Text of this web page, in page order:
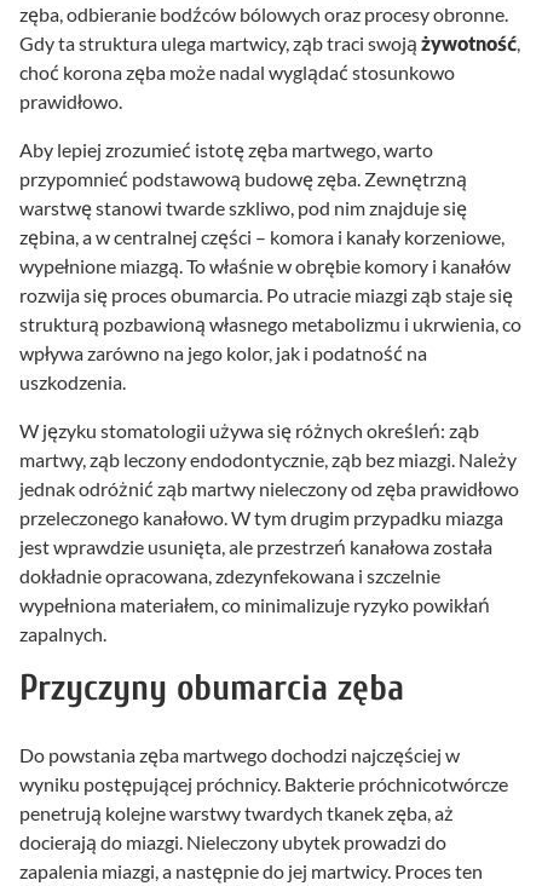
zęba, odbieranie bodźców bólowych oraz procesy obronne.
Gdy ta struktura ulega martwicy, ząb traci swoją żywotność,
choć korona zęba może nadal wyglądać stosunkowo
prawidłowo.
Aby lepiej zrozumieć istotę zęba martwego, warto
przypomnieć podstawową budowę zęba. Zewnętrzną
warstwę stanowi twarde szkliwo, pod nim znajduje się
zębina, a w centralnej części – komora i kanały korzeniowe,
wypełnione miazgą. To właśnie w obrębie komory i kanałów
rozwija się proces obumarcia. Po utracie miazgi ząb staje się
strukturą pozbawioną własnego metabolizmu i ukrwienia, co
wpływa zarówno na jego kolor, jak i podatność na
uszkodzenia.
W języku stomatologii używa się różnych określeń: ząb
martwy, ząb leczony endodontycznie, ząb bez miazgi. Należy
jednak odróżnić ząb martwy nieleczony od zęba prawidłowo
przeleczonego kanałowo. W tym drugim przypadku miazga
jest wprawdzie usunięta, ale przestrzeń kanałowa została
dokładnie opracowana, zdezynfekowana i szczelnie
wypełniona materiałem, co minimalizuje ryzyko powikłań
zapalnych.
Przyczyny obumarcia zęba
Do powstania zęba martwego dochodzi najczęściej w
wyniku postępującej próchnicy. Bakterie próchnicotwórcze
penetrują kolejne warstwy twardych tkanek zęba, aż
docierają do miazgi. Nieleczony ubytek prowadzi do
zapalenia miazgi, a następnie do jej martwicy. Proces ten